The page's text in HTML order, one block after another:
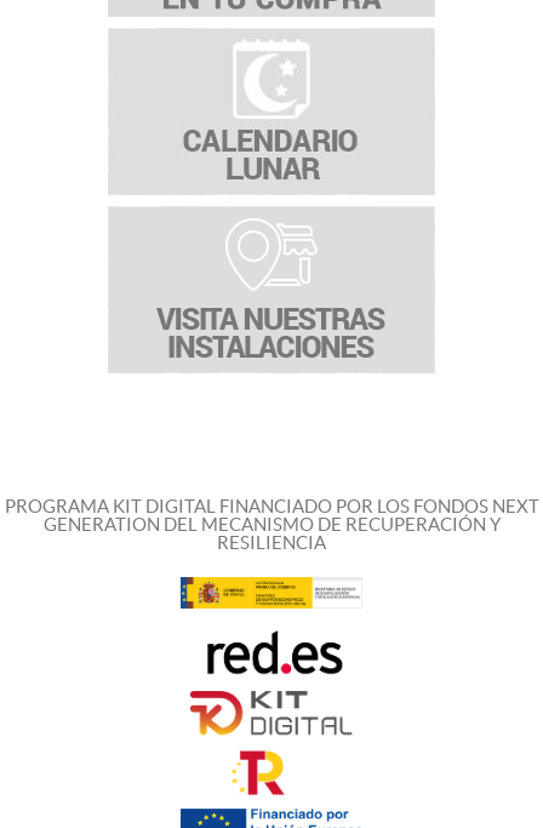
PROGRAMA KIT DIGITAL FINANCIADO POR LOS FONDOS NEXT
GENERATION DEL MECANISMO DE RECUPERACIÓN Y
RESILIENCIA